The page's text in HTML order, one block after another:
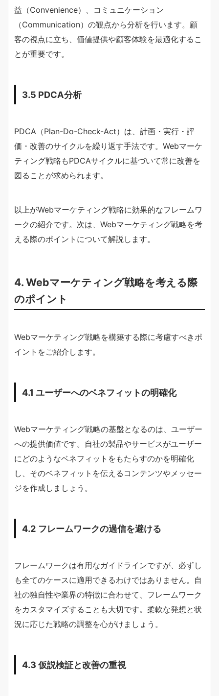
益（Convenience）、コミュニケーション
（Communication）の観点から分析を行います。顧
客の視点に立ち、価値提供や顧客体験を最適化するこ
とが重要です。
3.5 PDCA分析
PDCA（Plan-Do-Check-Act）は、計画・実行・評
価・改善のサイクルを繰り返す手法です。Webマーケ
ティング戦略もPDCAサイクルに基づいて常に改善を
図ることが求められます。
以上がWebマーケティング戦略に効果的なフレームワ
ークの紹介です。次は、Webマーケティング戦略を考
える際のポイントについて解説します。
4. Webマーケティング戦略を考える際
のポイント
Webマーケティング戦略を構築する際に考慮すべきポ
イントをご紹介します。
4.1 ユーザーへのベネフィットの明確化
Webマーケティング戦略の基盤となるのは、ユーザー
への提供価値です。自社の製品やサービスがユーザー
にどのようなベネフィットをもたらすのかを明確化
し、そのベネフィットを伝えるコンテンツやメッセー
ジを作成しましょう。
4.2 フレームワークの過信を避ける
フレームワークは有用なガイドラインですが、必ずし
も全てのケースに適用できるわけではありません。自
社の独自性や業界の特徴に合わせて、フレームワーク
をカスタマイズすることも大切です。柔軟な発想と状
況に応じた戦略の調整を心がけましょう。
4.3 仮説検証と改善の重視